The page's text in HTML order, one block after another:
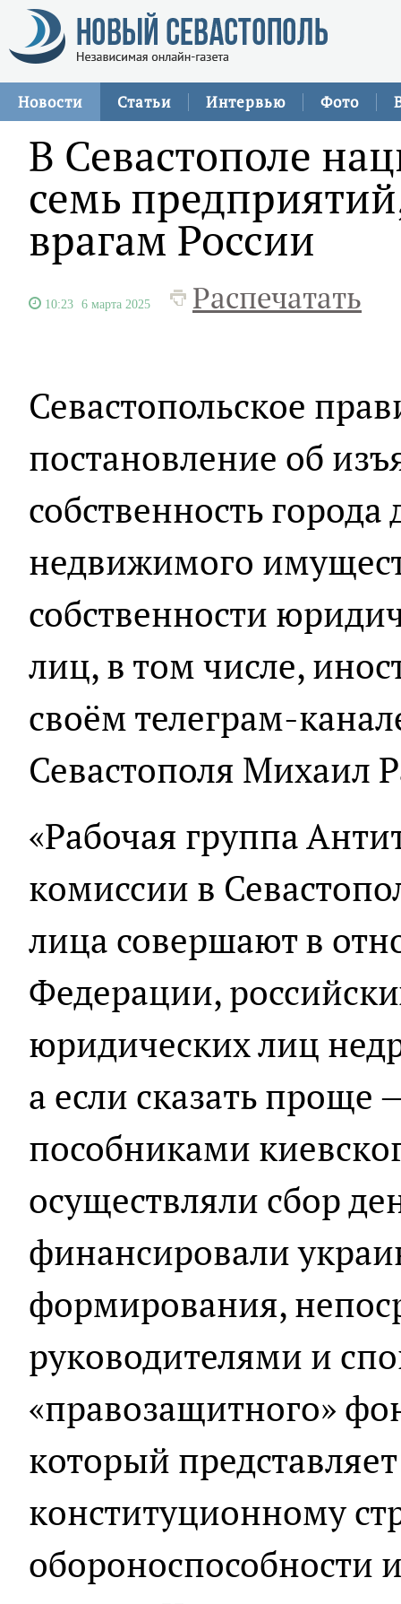
Новости Статьи Интервью Фото
В Севастополе
семь
врагам России
10:23 6 марта 2025 Распечатать
Севастопольское
постановление об
собственность
недвижимого
собственности
лиц, в том числе,
своём телеграм-
Севастополя Михаил
«Рабочая группа
комиссии в
лица совершают в
Федерации,
юридических лиц
а если сказать проще
пособниками
осуществляли сбор
финансировали
формирования,
руководителями и
«правозащитного»
который
конституционному
обороноспособности